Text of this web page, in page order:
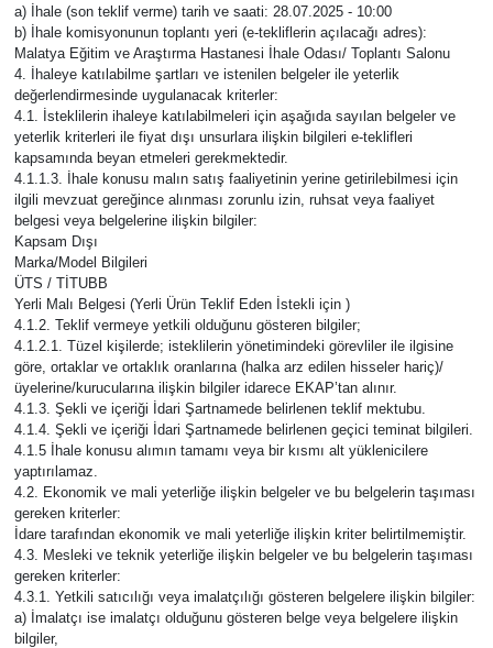
a) İhale (son teklif verme) tarih ve saati: 28.07.2025 - 10:00
b) İhale komisyonunun toplantı yeri (e-tekliflerin açılacağı adres):
Malatya Eğitim ve Araştırma Hastanesi İhale Odası/ Toplantı Salonu
4. İhaleye katılabilme şartları ve istenilen belgeler ile yeterlik
değerlendirmesinde uygulanacak kriterler:
4.1. İsteklilerin ihaleye katılabilmeleri için aşağıda sayılan belgeler ve
yeterlik kriterleri ile fiyat dışı unsurlara ilişkin bilgileri e-teklifleri
kapsamında beyan etmeleri gerekmektedir.
4.1.1.3. İhale konusu malın satış faaliyetinin yerine getirilebilmesi için
ilgili mevzuat gereğince alınması zorunlu izin, ruhsat veya faaliyet
belgesi veya belgelerine ilişkin bilgiler:
Kapsam Dışı
Marka/Model Bilgileri
ÜTS / TİTUBB
Yerli Malı Belgesi (Yerli Ürün Teklif Eden İstekli için )
4.1.2. Teklif vermeye yetkili olduğunu gösteren bilgiler;
4.1.2.1. Tüzel kişilerde; isteklilerin yönetimindeki görevliler ile ilgisine
göre, ortaklar ve ortaklık oranlarına (halka arz edilen hisseler hariç)/
üyelerine/kurucularına ilişkin bilgiler idarece EKAP’tan alınır.
4.1.3. Şekli ve içeriği İdari Şartnamede belirlenen teklif mektubu.
4.1.4. Şekli ve içeriği İdari Şartnamede belirlenen geçici teminat bilgileri.
4.1.5 İhale konusu alımın tamamı veya bir kısmı alt yüklenicilere
yaptırılamaz.
4.2. Ekonomik ve mali yeterliğe ilişkin belgeler ve bu belgelerin taşıması
gereken kriterler:
İdare tarafından ekonomik ve mali yeterliğe ilişkin kriter belirtilmemiştir.
4.3. Mesleki ve teknik yeterliğe ilişkin belgeler ve bu belgelerin taşıması
gereken kriterler:
4.3.1. Yetkili satıcılığı veya imalatçılığı gösteren belgelere ilişkin bilgiler:
a) İmalatçı ise imalatçı olduğunu gösteren belge veya belgelere ilişkin
bilgiler,